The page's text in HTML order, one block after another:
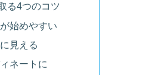
る4つのコツ
始めやすい
見える
ネートに